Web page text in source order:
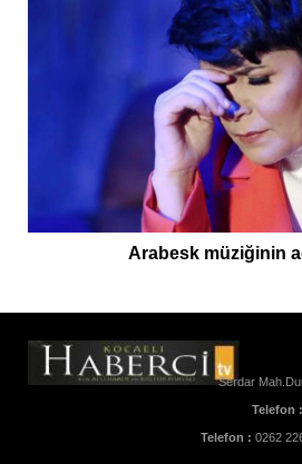
Arabesk müziğinin
Serdar
Telefon :
Telefon : 0262